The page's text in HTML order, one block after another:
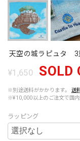
天空の城ラピュタ
¥1,650 SOLD
※別途送料がかかります。
送
※¥10,000以上のご注文で国内
ラッピング